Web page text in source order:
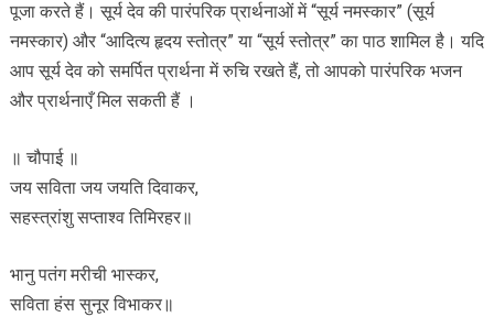
पूजा करते हैं। सूर्य देव की पारंपरिक प्रार्थनाओं में “सूर्य नमस्कार” (सूर्य
नमस्कार) और “आदित्य हृदय स्तोत्र” या “सूर्य स्तोत्र” का पाठ शामिल है। यदि
आप सूर्य देव को समर्पित प्रार्थना में रुचि रखते हैं, तो आपको पारंपरिक भजन
और प्रार्थनाएँ मिल सकती हैं ।
॥ चौपाई ॥
जय सविता जय जयति दिवाकर,
सहस्त्रांशु सप्ताश्व तिमिरहर॥
भानु पतंग मरीची भास्कर,
सविता हंस सुनूर विभाकर॥